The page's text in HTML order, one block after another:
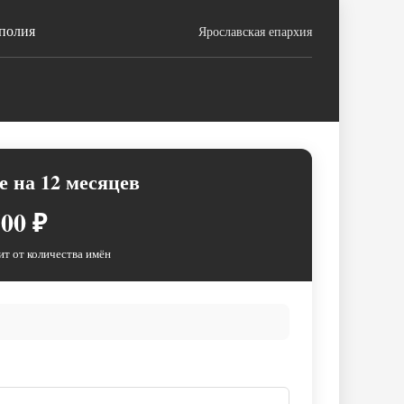
Ярославская епархия
на 12 месяцев
₽
от количества имён